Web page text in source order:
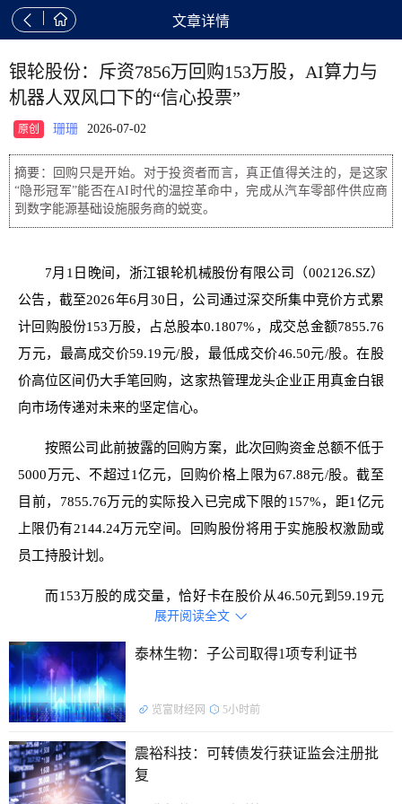
  文章详情
银轮股份：斥资7856万回购153万股，AI算力与
机器人双风口下的“信心投票”
原创 珊珊 2026-07-02
摘要：回购只是开始。对于投资者而言，真正值得关注的，是这家
“隐形冠军”能否在AI时代的温控革命中，完成从汽车零部件供应商
到数字能源基础设施服务商的蜕变。
7月1日晚间，浙江银轮机械股份有限公司（002126.SZ）
公告，截至2026年6月30日，公司通过深交所集中竞价方式累
计回购股份153万股，占总股本0.1807%，成交总金额7855.76
万元，最高成交价59.19元/股，最低成交价46.50元/股。在股
价高位区间仍大手笔回购，这家热管理龙头企业正用真金白银
向市场传递对未来的坚定信心。
按照公司此前披露的回购方案，此次回购资金总额不低于
5000万元、不超过1亿元，回购价格上限为67.88元/股。截至
目前，7855.76万元的实际投入已完成下限的157%，距1亿元
上限仍有2144.24万元空间。回购股份将用于实施股权激励或
员工持股计划。
而153万股的成交量，恰好卡在股价从46.50元到59.19元
的震荡区间——这个价格带，正处于公司股价年内相对高位区
间。敢在高位实施回购计划，银轮股份的底气从何而来？答案
藏在它的业务版图里。
展开阅读全文 
泰林生物：子公司取得1项专利证书
览富财经网 5小时前
震裕科技：可转债发行获证监会注册批
复